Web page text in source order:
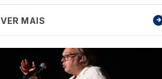
VER MAIS
Image